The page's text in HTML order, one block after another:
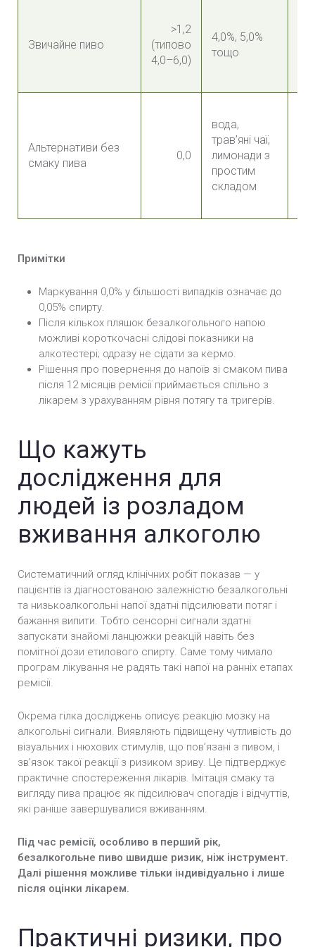
Звичайне пиво
>1,2
(типово
4,0–6,0)
4,0%, 5,0%
тощо
Альтернативи без
смаку пива
0,0
вода,
трав’яні чаї,
лимонади з
простим
складом
Примітки
Маркування 0,0% у більшості випадків означає до
0,05% спирту.
Після кількох пляшок безалкогольного напою
можливі короткочасні слідові показники на
алкотестері; одразу не сідати за кермо.
Рішення про повернення до напоїв зі смаком пива
після 12 місяців ремісії приймається спільно з
лікарем з урахуванням рівня потягу та тригерів.
Що кажуть
дослідження для
людей із розладом
вживання алкоголю
Систематичний огляд клінічних робіт показав — у
пацієнтів із діагностованою залежністю безалкогольні
та низькоалкогольні напої здатні підсилювати потяг і
бажання випити. Тобто сенсорні сигнали здатні
запускати знайомі ланцюжки реакцій навіть без
помітної дози етилового спирту. Саме тому чимало
програм лікування не радять такі напої на ранніх етапах
ремісії.
Окрема гілка досліджень описує реакцію мозку на
алкогольні сигнали. Виявляють підвищену чутливість до
візуальних і нюхових стимулів, що пов’язані з пивом, і
зв’язок такої реакції з ризиком зриву. Це підтверджує
практичне спостереження лікарів. Імітація смаку та
вигляду пива працює як підсилювач спогадів і відчуттів,
які раніше завершувалися вживанням.
Під час ремісії, особливо в перший рік,
безалкогольне пиво швидше ризик, ніж інструмент.
Далі рішення можливе тільки індивідуально і лише
після оцінки лікарем.
Практичні ризики, про